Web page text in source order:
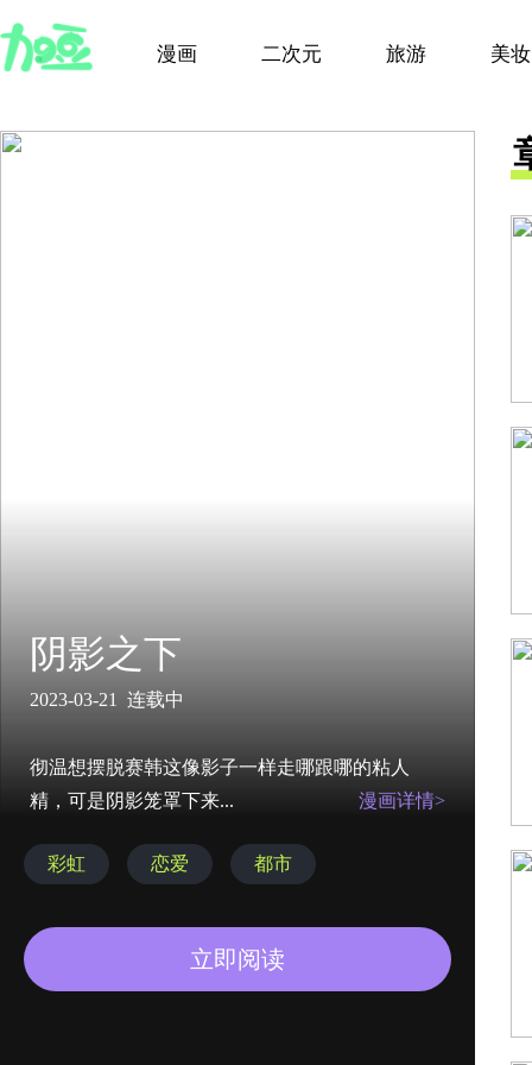
漫画 二次元 旅游 美妆
阴影之下
2023-03-21 连载中
彻温想摆脱赛韩这像影子一样走哪跟哪的粘人
精，可是阴影笼罩下来...
漫画详情>
彩虹 恋爱 都市
立即阅读